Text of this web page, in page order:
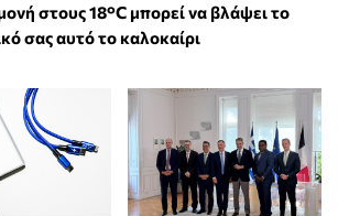
στους 18°C μπορεί να βλάψει το
σας αυτό το καλοκαίρι